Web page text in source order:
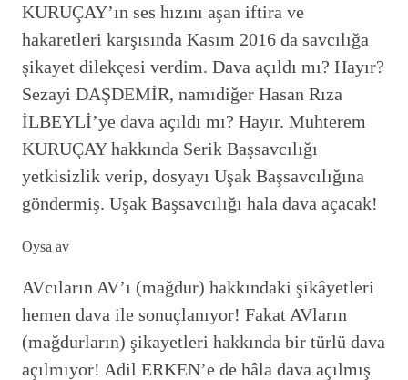
KURUÇAY’ın ses hızını aşan iftira ve
hakaretleri karşısında Kasım 2016 da savcılığa
şikayet dilekçesi verdim. Dava açıldı mı? Hayır?
Sezayi DAŞDEMİR, namıdiğer Hasan Rıza
İLBEYLİ’ye dava açıldı mı? Hayır. Muhterem
KURUÇAY hakkında Serik Başsavcılığı
yetkisizlik verip, dosyayı Uşak Başsavcılığına
göndermiş. Uşak Başsavcılığı hala dava açacak!
Oysa av
AVcıların AV’ı (mağdur) hakkındaki şikâyetleri
hemen dava ile sonuçlanıyor! Fakat AVların
(mağdurların) şikayetleri hakkında bir türlü dava
açılmıyor! Adil ERKEN’e de hâla dava açılmış